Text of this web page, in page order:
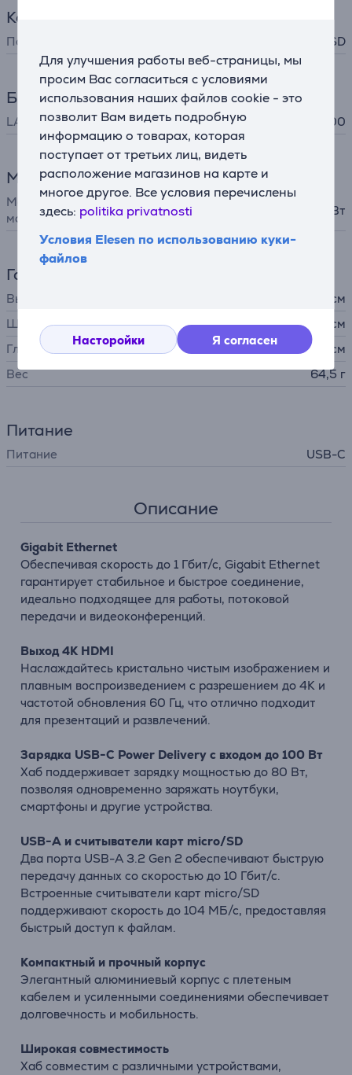
Для улучшения работы веб-страницы, мы
просим Вас согласиться с условиями
использования наших файлов cookie - это
позволит Вам видеть подробную
информацию о товарах, которая
поступает от третьих лиц, видеть
расположение магазинов на карте и
многое другое. Все условия перечислены
здесь: politika privatnosti
Условия Elesen по использованию куки-
файлов
Насторойки Я согласен
Кардридер
Поддержка форматов MicroSD, SD
Браузер и загрузка
LAN (RJ45) 10/100/1000
Мощность
Максимальная выходная
мощность
80 Вт
Габариты
Высота
13,2 см
Ширина
3,25 см
Глубина
1,25 см
Вес
64,5 г
Питание
Питание USB-C
Описание
Gigabit Ethernet
Обеспечивая скорость до 1 Гбит/с, Gigabit Ethernet
гарантирует стабильное и быстрое соединение,
идеально подходящее для работы, потоковой
передачи и видеоконференций.
Выход 4K HDMI
Наслаждайтесь кристально чистым изображением и
плавным воспроизведением с разрешением до 4K и
частотой обновления 60 Гц, что отлично подходит
для презентаций и развлечений.
Зарядка USB-C Power Delivery с входом до 100 Вт
Хаб поддерживает зарядку мощностью до 80 Вт,
позволяя одновременно заряжать ноутбуки,
смартфоны и другие устройства.
USB-A и считыватели карт micro/SD
Два порта USB-A 3.2 Gen 2 обеспечивают быструю
передачу данных со скоростью до 10 Гбит/с.
Встроенные считыватели карт micro/SD
поддерживают скорость до 104 МБ/с, предоставляя
быстрый доступ к файлам.
Компактный и прочный корпус
Элегантный алюминиевый корпус с плетеным
кабелем и усиленными соединениями обеспечивает
долговечность и мобильность.
Широкая совместимость
Хаб совместим с различными устройствами,